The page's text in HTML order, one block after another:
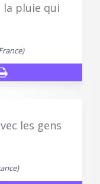
la pluie qui
les gens